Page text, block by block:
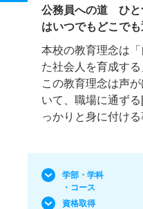
公務員への道 ひ
はいつでもどこでも
本校の教育理念は
た社会人を育成する
この教育理念は声
いて、職場に通ず
っかりと身に付ける
学部・学科
・コース
資格取得